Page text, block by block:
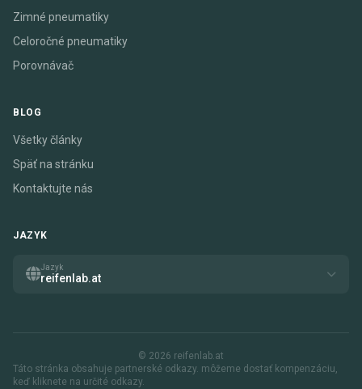
Zimné pneumatiky
Celoročné pneumatiky
Porovnávač
BLOG
Všetky články
Späť na stránku
Kontaktujte nás
JAZYK
Jazyk
reifenlab.at
© 2026 reifenlab.at
Táto stránka obsahuje partnerské odkazy. môžeme dostať kompenzáciu,
keď kliknete na určité odkazy.